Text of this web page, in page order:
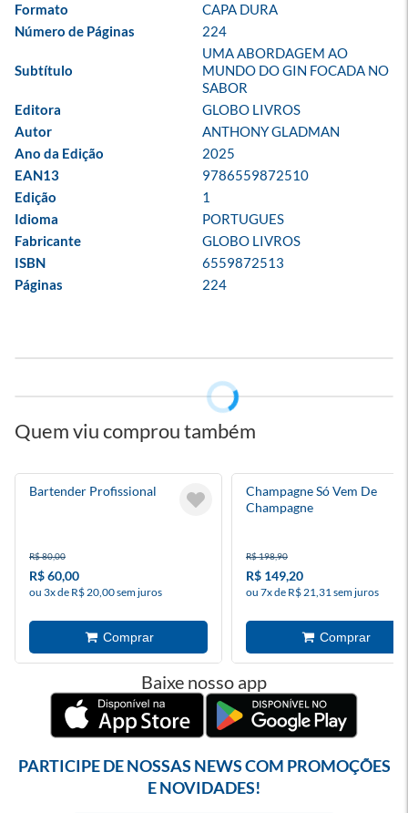
Formato
CAPA DURA
Número de Páginas
224
Subtítulo
UMA ABORDAGEM AO
MUNDO DO GIN FOCADA NO
SABOR
Editora
GLOBO LIVROS
Autor
ANTHONY GLADMAN
Ano da Edição
2025
EAN13
9786559872510
Edição
1
Idioma
PORTUGUES
Fabricante
GLOBO LIVROS
ISBN
6559872513
Páginas
224
Quem viu comprou também
Bartender Profissional
R$ 80,00
R$ 60,00
ou 3x de R$ 20,00 sem juros
Champagne Só Vem De
Champagne
R$ 198,90
R$ 149,20
ou 7x de R$ 21,31 sem juros
Baixe nosso app
PARTICIPE DE NOSSAS NEWS COM PROMOÇÕES
E NOVIDADES!